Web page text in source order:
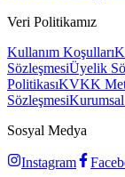
Veri Politikamız
Kullanım Koşulları
SözleşmesiÜyelik
PolitikasıKVKK
Sözleşmesi
Sosyal Medya
Instagram